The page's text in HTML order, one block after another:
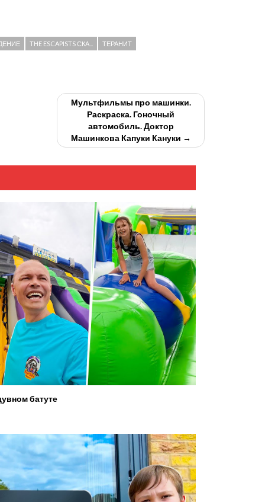
THE ESCAPISTS СКА... ТЕРАНИТ
Мультфильмы про машинки.
Раскраска. Гоночный
автомобиль. Доктор
Машинкова Капуки Кануки →
батуте